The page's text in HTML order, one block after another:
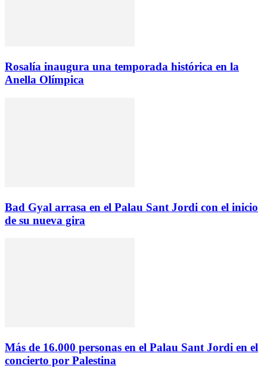
Rosalía inaugura una temporada histórica en la
Anella Olímpica
Bad Gyal arrasa en el Palau Sant Jordi con el inicio
de su nueva gira
Más de 16.000 personas en el Palau Sant Jordi en el
concierto por Palestina